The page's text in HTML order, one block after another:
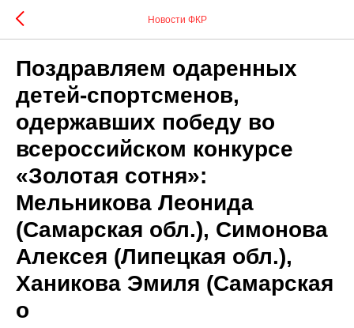
Новости ФКР
Поздравляем одаренных
детей-спортсменов,
одержавших победу во
всероссийском конкурсе
«Золотая сотня»:
Мельникова Леонида
(Самарская обл.), Симонова
Алексея (Липецкая обл.),
Ханикова Эмиля (Самарская
о